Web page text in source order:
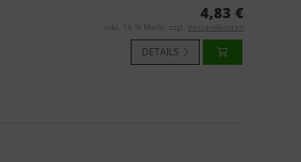
4,83 €
inkl. 19 % MwSt. zzgl. Versandkosten
DETAILS